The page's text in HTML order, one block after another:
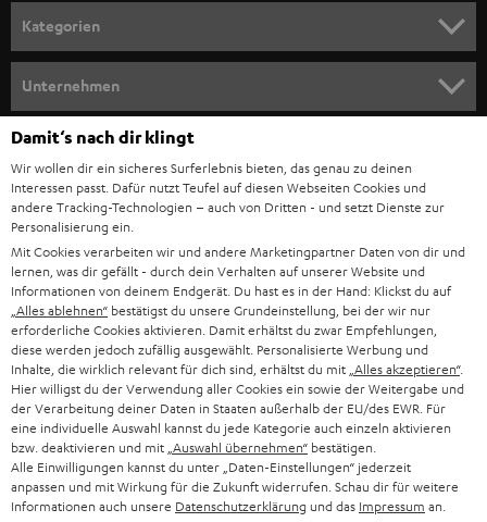
n
m
e
l
d
u
n
g
Kategorien
SOUNDBAR
HIFI-LAUTSPRECHER
SMART HOME
BLUETOOTH-LAUTSPRECHER
KOPFHÖRER
BLUETOOTH-KOPFHÖRER
STEREOANLAGEN
LAUTSPRECHER
Unternehmen
SUPPORT
KARRIERE
PRESSE & MARKETING
GESCHÄFTSKUNDEN
PARTNERPROGRAMM
BLOG
NEWSLETTER
STORES
DEINE VORTEILE BEI TEUFEL
Teufel Onlineshops
DEUTSCHLAND
ÖSTERREICH
SCHWEIZ
NIEDERLANDE
BELGIEN
FRANKREICH
Damit‘s nach dir klingt
Wir wollen dir ein sicheres Surferlebnis bieten, das genau zu deinen
Interessen passt. Dafür nutzt Teufel auf diesen Webseiten Cookies und
andere Tracking-Technologien – auch von Dritten - und setzt Dienste zur
Personalisierung ein.
Mit Cookies verarbeiten wir und andere Marketingpartner Daten von dir und
lernen, was dir gefällt - durch dein Verhalten auf unserer Website und
Informationen von deinem Endgerät. Du hast es in der Hand: Klickst du auf
„Alles ablehnen“ bestätigst du unsere Grundeinstellung, bei der wir nur
erforderliche Cookies aktivieren. Damit erhältst du zwar Empfehlungen,
diese werden jedoch zufällig ausgewählt. Personalisierte Werbung und
Inhalte, die wirklich relevant für dich sind, erhältst du mit „Alles akzeptieren“.
Hier willigst du der Verwendung aller Cookies ein sowie der Weitergabe und
der Verarbeitung deiner Daten in Staaten außerhalb der EU/des EWR. Für
eine individuelle Auswahl kannst du jede Kategorie auch einzeln aktivieren
bzw. deaktivieren und mit „Auswahl übernehmen“ bestätigen.
Alle Einwilligungen kannst du unter „Daten-Einstellungen“ jederzeit
anpassen und mit Wirkung für die Zukunft widerrufen. Schau dir für weitere
Informationen auch unsere Datenschutzerklärung und das Impressum an.